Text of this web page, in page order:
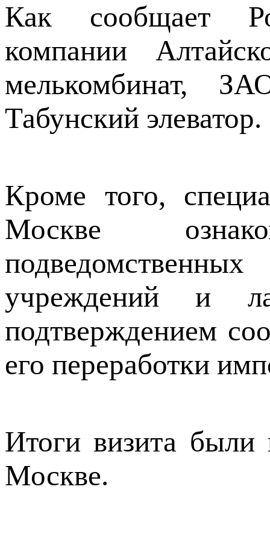
Как сообщает
компании
мелькомбинат,
Табунский элеватор.
Кроме того,
Москве
учреждений и
подтверждением
его переработки
Итоги визита были
Москве.